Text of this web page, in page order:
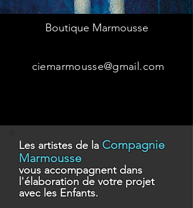
Boutique Marmousse
ciemarmousse@gmail.com
Les artistes de laCompagnie
Marmousse
vous accompagnent dans
l'élaboration de votre projet
avec les Enfants.